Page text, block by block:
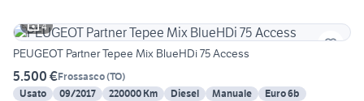
4
PEUGEOT Partner Tepee Mix BlueHDi 75 Access
5.500 €Frossasco(TO)
Usato
09/2017 220000 Km Diesel Manuale
Euro 6b